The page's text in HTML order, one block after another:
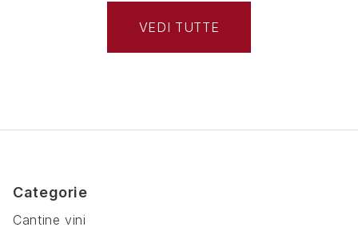
VEDI TUTTE
Categorie
Cantine vini